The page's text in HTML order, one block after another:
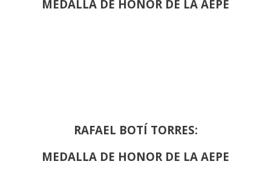
MEDALLA DE HONOR DE LA AEPE
RAFAEL BOTÍ TORRES:
MEDALLA DE HONOR DE LA AEPE